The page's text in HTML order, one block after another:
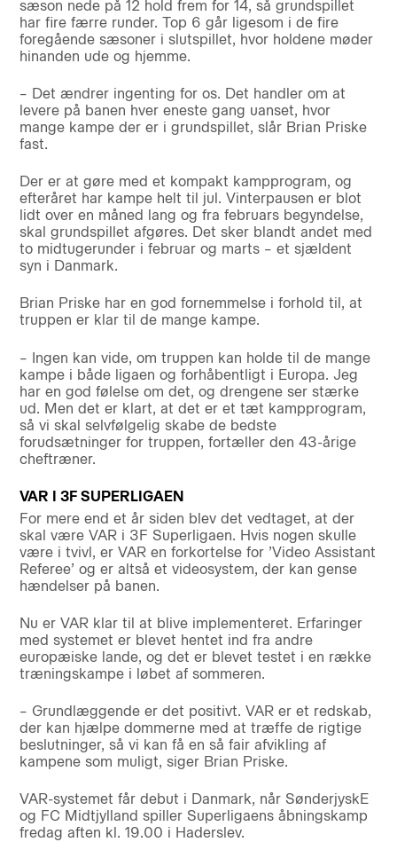
sæson nede på 12 hold frem for 14, så grundspillet
har fire færre runder. Top 6 går ligesom i de fire
foregående sæsoner i slutspillet, hvor holdene møder
hinanden ude og hjemme.
– Det ændrer ingenting for os. Det handler om at
levere på banen hver eneste gang uanset, hvor
mange kampe der er i grundspillet, slår Brian Priske
fast.
Der er at gøre med et kompakt kampprogram, og
efteråret har kampe helt til jul. Vinterpausen er blot
lidt over en måned lang og fra februars begyndelse,
skal grundspillet afgøres. Det sker blandt andet med
to midtugerunder i februar og marts – et sjældent
syn i Danmark.
Brian Priske har en god fornemmelse i forhold til, at
truppen er klar til de mange kampe.
– Ingen kan vide, om truppen kan holde til de mange
kampe i både ligaen og forhåbentligt i Europa. Jeg
har en god følelse om det, og drengene ser stærke
ud. Men det er klart, at det er et tæt kampprogram,
så vi skal selvfølgelig skabe de bedste
forudsætninger for truppen, fortæller den 43-årige
cheftræner.
VAR I 3F SUPERLIGAEN
For mere end et år siden blev det vedtaget, at der
skal være VAR i 3F Superligaen. Hvis nogen skulle
være i tvivl, er VAR en forkortelse for ’Video Assistant
Referee’ og er altså et videosystem, der kan gense
hændelser på banen.
Nu er VAR klar til at blive implementeret. Erfaringer
med systemet er blevet hentet ind fra andre
europæiske lande, og det er blevet testet i en række
træningskampe i løbet af sommeren.
– Grundlæggende er det positivt. VAR er et redskab,
der kan hjælpe dommerne med at træffe de rigtige
beslutninger, så vi kan få en så fair afvikling af
kampene som muligt, siger Brian Priske.
VAR-systemet får debut i Danmark, når SønderjyskE
og FC Midtjylland spiller Superligaens åbningskamp
fredag aften kl. 19.00 i Haderslev.